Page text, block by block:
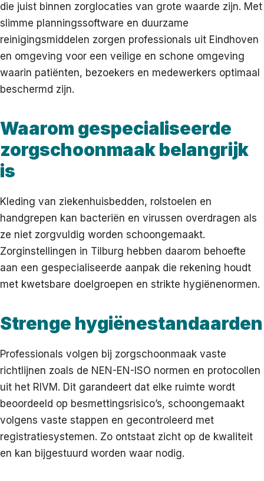
die juist binnen zorglocaties van grote waarde zijn. Met
slimme planningssoftware en duurzame
reinigingsmiddelen zorgen professionals uit Eindhoven
en omgeving voor een veilige en schone omgeving
waarin patiënten, bezoekers en medewerkers optimaal
beschermd zijn.
Waarom gespecialiseerde
zorgschoonmaak belangrijk
is
Kleding van ziekenhuisbedden, rolstoelen en
handgrepen kan bacteriën en virussen overdragen als
ze niet zorgvuldig worden schoongemaakt.
Zorginstellingen in Tilburg hebben daarom behoefte
aan een gespecialiseerde aanpak die rekening houdt
met kwetsbare doelgroepen en strikte hygiënenormen.
Strenge hygiënestandaarden
Professionals volgen bij zorgschoonmaak vaste
richtlijnen zoals de NEN-EN-ISO normen en protocollen
uit het RIVM. Dit garandeert dat elke ruimte wordt
beoordeeld op besmettingsrisico’s, schoongemaakt
volgens vaste stappen en gecontroleerd met
registratiesystemen. Zo ontstaat zicht op de kwaliteit
en kan bijgestuurd worden waar nodig.